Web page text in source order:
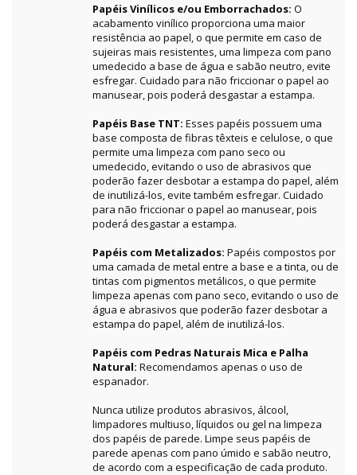
Papéis Vinílicos e/ou Emborrachados: O
acabamento vinílico proporciona uma maior
resistência ao papel, o que permite em caso de
sujeiras mais resistentes, uma limpeza com pano
umedecido a base de água e sabão neutro, evite
esfregar. Cuidado para não friccionar o papel ao
manusear, pois poderá desgastar a estampa.
Papéis Base TNT: Esses papéis possuem uma
base composta de fibras têxteis e celulose, o que
permite uma limpeza com pano seco ou
umedecido, evitando o uso de abrasivos que
poderão fazer desbotar a estampa do papel, além
de inutilizá-los, evite também esfregar. Cuidado
para não friccionar o papel ao manusear, pois
poderá desgastar a estampa.
Papéis com Metalizados: Papéis compostos por
uma camada de metal entre a base e a tinta, ou de
tintas com pigmentos metálicos, o que permite
limpeza apenas com pano seco, evitando o uso de
água e abrasivos que poderão fazer desbotar a
estampa do papel, além de inutilizá-los.
Papéis com Pedras Naturais Mica e Palha
Natural: Recomendamos apenas o uso de
espanador.
Nunca utilize produtos abrasivos, álcool,
limpadores multiuso, líquidos ou gel na limpeza
dos papéis de parede. Limpe seus papéis de
parede apenas com pano úmido e sabão neutro,
de acordo com a especificação de cada produto.